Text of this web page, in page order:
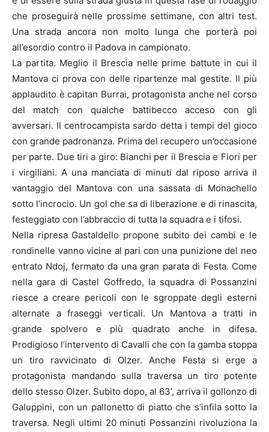
che proseguirà nelle prossime settimane, con altri test.
Una strada ancora non molto lunga che porterà poi
all’esordio contro il Padova in campionato.
La partita. Meglio il Brescia nelle prime battute in cui il
Mantova ci prova con delle ripartenze mal gestite. Il più
applaudito è capitan Burrai, protagonista anche nel corso
del match con qualche battibecco acceso con gli
avversari. Il centrocampista sardo detta i tempi del gioco
con grande padronanza. Prima del recupero un’occasione
per parte. Due tiri a giro: Bianchi per il Brescia e Fiori per
i virgiliani. A una manciata di minuti dal riposo arriva il
vantaggio del Mantova con una sassata di Monachello
sotto l’incrocio. Un gol che sa di liberazione e di rinascita,
festeggiato con l’abbraccio di tutta la squadra e i tifosi.
Nella ripresa Gastaldello propone subito dei cambi e le
rondinelle vanno vicine al pari con una punizione del neo
entrato Ndoj, fermato da una gran parata di Festa. Come
nella gara di Castel Goffredo, la squadra di Possanzini
riesce a creare pericoli con le sgroppate degli esterni
alternate a fraseggi verticali. Un Mantova a tratti in
grande spolvero e più quadrato anche in difesa.
Prodigioso l’intervento di Cavalli che con la gamba stoppa
un tiro ravvicinato di Olzer. Anche Festa si erge a
protagonista mandando sulla traversa un tiro potente
dello stesso Olzer. Subito dopo, al 63’, arriva il gollonzo di
Galuppini, con un pallonetto di piatto che s’infila sotto la
traversa. Negli ultimi 20 minuti Possanzini rivoluziona la